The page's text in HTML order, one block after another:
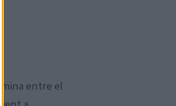
entre el